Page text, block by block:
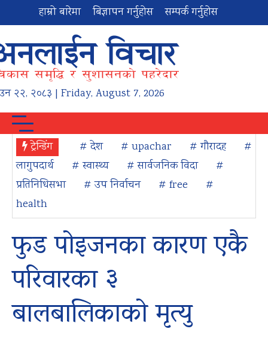
हाम्रो बारेमा बिज्ञापन गर्नुहोस सम्पर्क गर्नुहोस
२२, २०८३ | Friday, August 7, 2026
ट्रेन्डिंग # देश # upachar # गौरादह
#
लागुपदार्थ
# स्वास्थ्य # सार्वजनिक विदा
#
प्रतिनिधिसभा
# उप निर्वाचन # free
#
health
फुड पोइजनका कारण एकै
परिवारका ३
बालबालिकाको मृत्यु